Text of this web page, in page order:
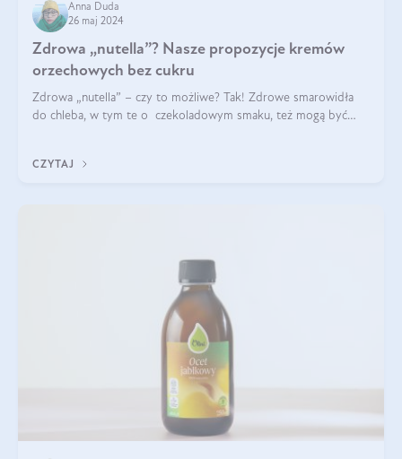
Anna Duda
26 maj 2024
Zdrowa „nutella”? Nasze propozycje kremów
orzechowych bez cukru
Zdrowa „nutella” – czy to możliwe? Tak! Zdrowe smarowidła
do chleba, w tym te o czekoladowym smaku, też mogą być
CZYTAJ